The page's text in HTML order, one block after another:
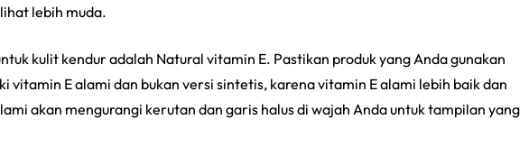
lebih muda.
kulit kendur adalah Natural vitamin E. Pastikan produk yang Anda gunakan
vitamin E alami dan bukan versi sintetis, karena vitamin E alami lebih baik dan
akan mengurangi kerutan dan garis halus di wajah Anda untuk tampilan yang